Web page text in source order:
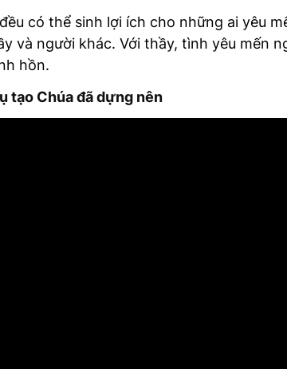
có thể sinh lợi ích cho những ai yêu
và người khác. Với thầy, tình yêu mến
hồn.
tạo Chúa đã dựng nên